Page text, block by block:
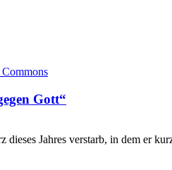
Gott“
Jahres verstarb, in dem er